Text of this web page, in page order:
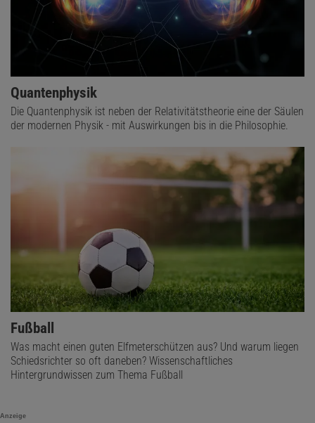
Quantenphysik
Die Quantenphysik ist neben der Relativitätstheorie eine der Säulen
der modernen Physik - mit Auswirkungen bis in die Philosophie.
Fußball
Was macht einen guten Elfmeterschützen aus? Und warum liegen
Schiedsrichter so oft daneben? Wissenschaftliches
Hintergrundwissen zum Thema Fußball
Anzeige